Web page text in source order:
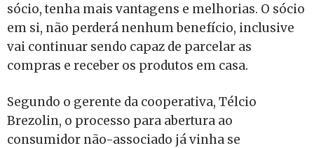
sócio, tenha mais vantagens e melhorias. O sócio
em si, não perderá nenhum benefício, inclusive
vai continuar sendo capaz de parcelar as
compras e receber os produtos em casa.
Segundo o gerente da cooperativa, Télcio
Brezolin, o processo para abertura ao
consumidor não-associado já vinha se